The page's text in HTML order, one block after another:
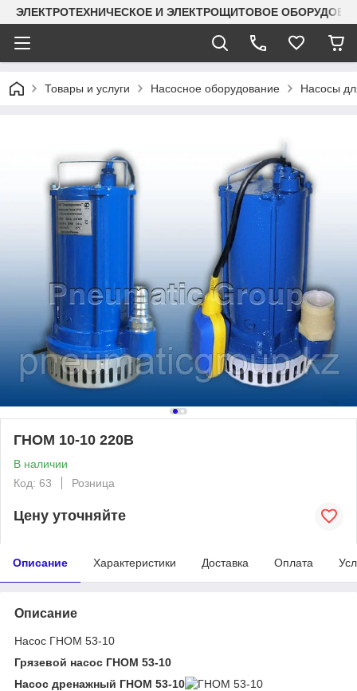
ЭЛЕКТРОТЕХНИЧЕСКОЕ И ЭЛЕКТРОЩИТОВОЕ
Товары и услуги Насосное оборудование Насосы
ГНОМ 10-10 220В
В наличии
Код: 63
Розница
Цену уточняйте
Описание Характеристики Доставка Оплата
Описание
Насос ГНОМ 53-10
Грязевой насоc ГНОМ 53-10
Насос дренажный ГНОМ 53-10